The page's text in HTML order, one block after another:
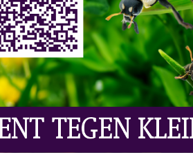
click & collect en drive-through of
vragen gesteld; bijna de
wijnbouwers stampte een eigen
mee.